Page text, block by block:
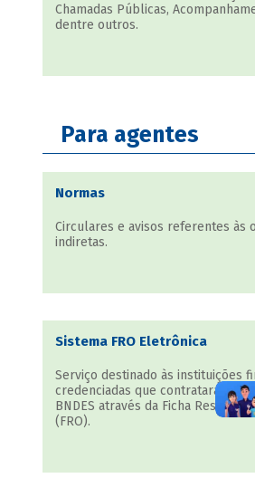
Chamadas Públicas,
dentre outros.
Para agentes
Normas
Circulares e avisos referentes às
indiretas.
Sistema FRO Eletrônica
Serviço destinado às instituições
credenciadas que contrataram
BNDES através da Ficha Resumo
(FRO).